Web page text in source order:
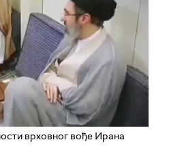
врховног вође Ирана